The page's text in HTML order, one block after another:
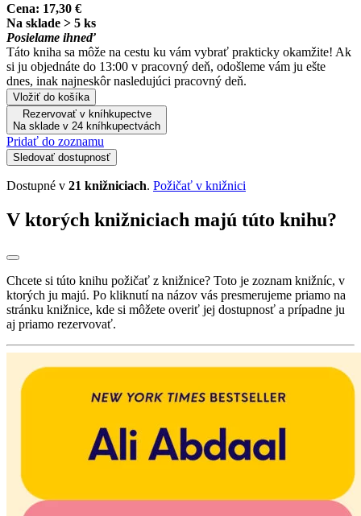
Cena: 17,30 €
Na sklade > 5 ks
Posielame ihneď
Táto kniha sa môže na cestu ku vám vybrať prakticky okamžite! Ak
si ju objednáte do 13:00 v pracovný deň, odošleme vám ju ešte
dnes, inak najneskôr nasledujúci pracovný deň.
Vložiť do košíka
Rezervovať v kníhkupectve
Na sklade v 24 kníhkupectvách
Pridať do zoznamu
Sledovať dostupnosť
Dostupné v 21 knižniciach. Požičať v knižnici
V ktorých knižniciach majú túto knihu?
Chcete si túto knihu požičať z knižnice? Toto je zoznam knižníc, v
ktorých ju majú. Po kliknutí na názov vás presmerujeme priamo na
stránku knižnice, kde si môžete overiť jej dostupnosť a prípadne ju
aj priamo rezervovať.